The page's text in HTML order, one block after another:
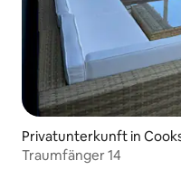
Privatunterkunft in
Traumfänger 14